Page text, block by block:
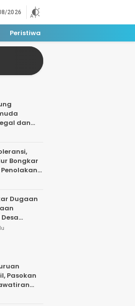
2026
Peristiwa
dan
Hutan
Bongkar
Dugaan
Pasokan